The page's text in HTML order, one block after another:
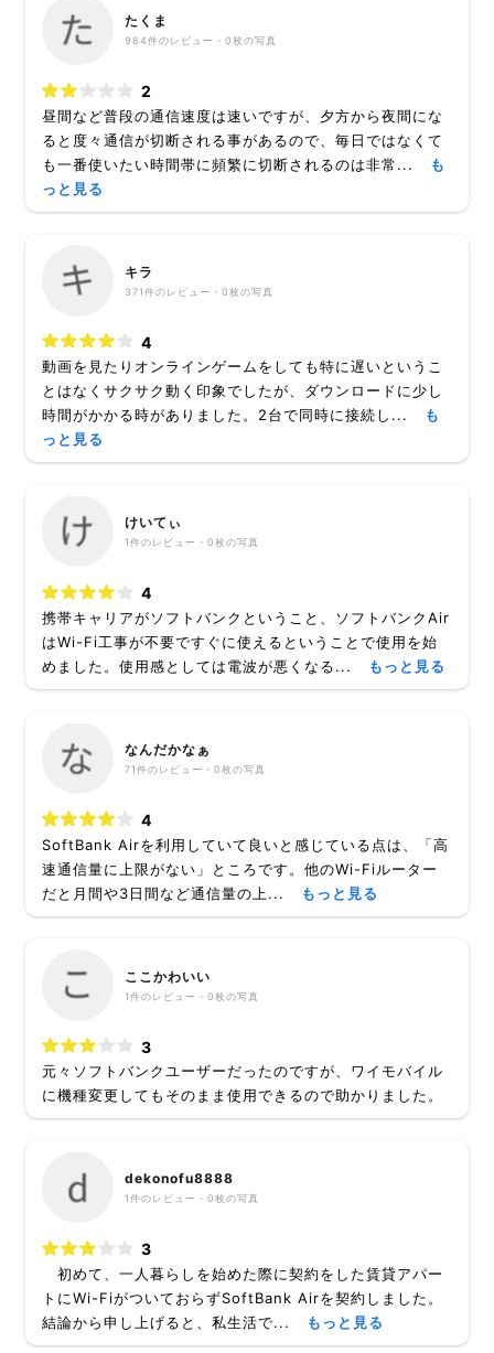
たくま
984件のレビュー・ 0枚の写真
2
昼間など普段の通信速度は速いですが、夕方から夜間にな
ると度々通信が切断される事があるので、毎日ではなくて
も一番使いたい時間帯に頻繁に切断されるのは非常...
も
っと見る
キラ
371件のレビュー・ 0枚の写真
4
動画を見たりオンラインゲームをしても特に遅いというこ
とはなくサクサク動く印象でしたが、ダウンロードに少し
時間がかかる時がありました。2台で同時に接続し...
も
っと見る
けいてぃ
1件のレビュー・ 0枚の写真
4
携帯キャリアがソフトバンクということ、ソフトバンクAir
はWi-Fi工事が不要ですぐに使えるということで使用を始
めました。使用感としては電波が悪くなる...
もっと見る
なんだかなぁ
71件のレビュー・ 0枚の写真
4
SoftBank Airを利用していて良いと感じている点は、「高
速通信量に上限がない」ところです。他のWi-Fiルーター
だと月間や3日間など通信量の上...
もっと見る
ここかわいい
1件のレビュー・ 0枚の写真
3
元々ソフトバンクユーザーだったのですが、ワイモバイル
に機種変更してもそのまま使用できるので助かりました。
dekonofu8888
1件のレビュー・ 0枚の写真
3
初めて、一人暮らしを始めた際に契約をした賃貸アパー
トにWi-FiがついておらずSoftBank Airを契約しました。
結論から申し上げると、私生活で...
もっと見る